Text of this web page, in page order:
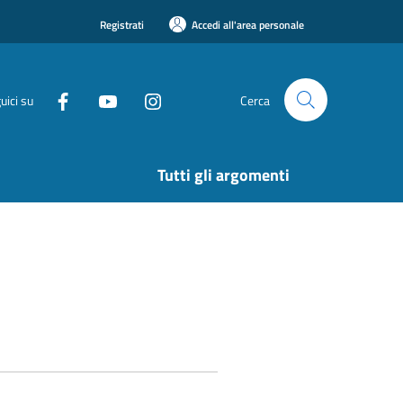
Registrati Accedi all'area personale
su Cerca
Tutti gli argomenti